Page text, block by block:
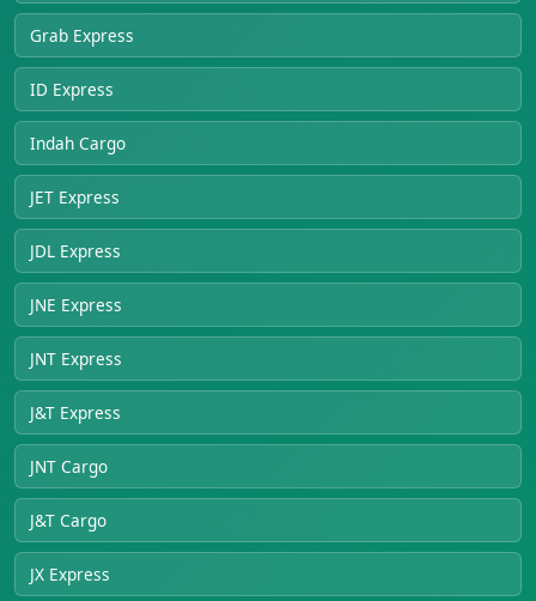
Grab Express
ID Express
Indah Cargo
JET Express
JDL Express
JNE Express
JNT Express
J&T Express
JNT Cargo
J&T Cargo
JX Express